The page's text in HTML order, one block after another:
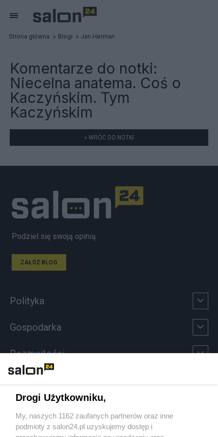
Strona główna Blogi Jan Herman
Komentarze do notki:
Niecelna anatema. Coś o
Kaczyńskim. Tym
Kaczyńskim
« WRÓĆ DO NOTKI
Podziel się swoją opinią
ZAŁÓŻ BLOG
Polityka
Gospodarka
Rozmaitości
Sport
Społeczeństwo
Drogi Użytkowniku,
My, naszych 1162 zaufanych partnerów oraz inne
podmioty z salon24.pl uzyskujemy dostęp i